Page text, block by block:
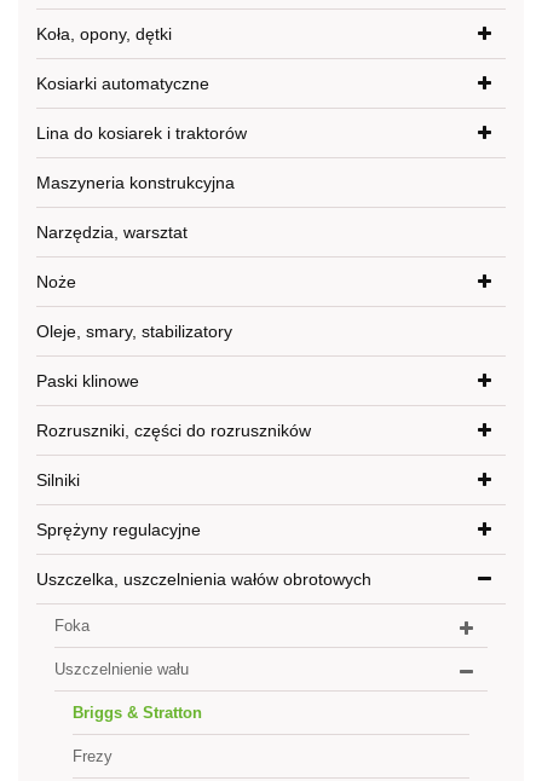
Koła, opony, dętki
Kosiarki automatyczne
Lina do kosiarek i traktorów
Maszyneria konstrukcyjna
Narzędzia, warsztat
Noże
Oleje, smary, stabilizatory
Paski klinowe
Rozruszniki, części do rozruszników
Silniki
Sprężyny regulacyjne
Uszczelka, uszczelnienia wałów obrotowych
Foka
Uszczelnienie wału
Briggs & Stratton
Frezy